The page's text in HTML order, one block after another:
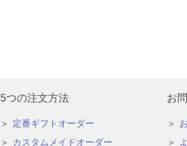
5つの注文方法
定番ギフトオーダー
カスタムメイドオーダー
お